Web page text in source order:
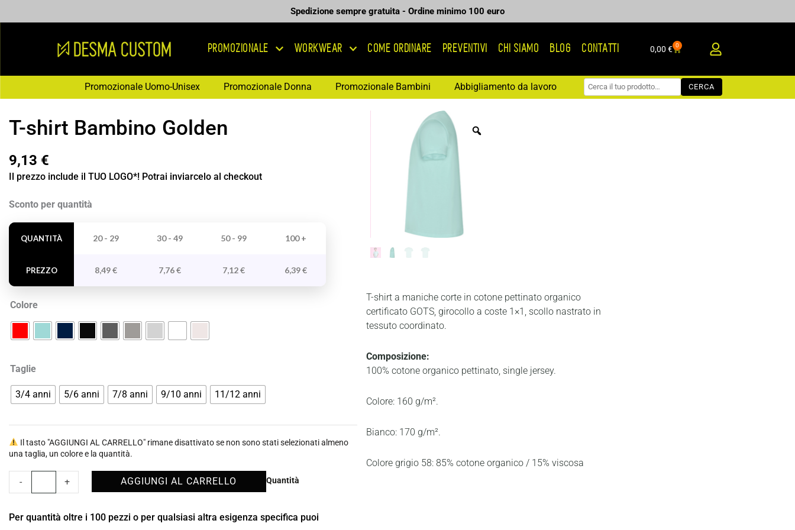
al
Spedizione sempre gratuita - Ordine minimo 100 euro
PROMOZIONALE WORKWEAR COME ORDINARE PREVENTIVI CHI SIAMO BLOG CONTATTI 0,00 € 0
Carrello
Promozionale Uomo-Unisex Promozionale Donna Promozionale Bambini Abbigliamento da lavoro CERCA
T-shirt Bambino Golden
9,13 €
Il prezzo include il TUO LOGO*! Potrai inviarcelo al checkout
Sconto per quantità
QUANTITÀ
PREZZO
20 - 29 30 - 49 50 - 99 100 +
8,49€ 7,76€ 7,12€ 6,39€
Colore
Taglie
3/4 anni 5/6 anni 7/8 anni 9/10 anni 11/12 anni
Il tasto "AGGIUNGI AL CARRELLO" rimane disattivato se non sono stati selezionati almeno
una taglia, un colore e la quantità.
Quantità
-
T-
Bambino
quantità
+ AGGIUNGI AL CARRELLO
Per quantità oltre i 100 pezzi o per qualsiasi altra esigenza specifica puoi
T-shirt a maniche corte in cotone pettinato organico
certificato GOTS, girocollo a coste 1×1, scollo nastrato in
tessuto coordinato.
Composizione:
100% cotone organico pettinato, single jersey.
Colore: 160 g/m².
Bianco: 170 g/m².
Colore grigio 58: 85% cotone organico / 15% viscosa